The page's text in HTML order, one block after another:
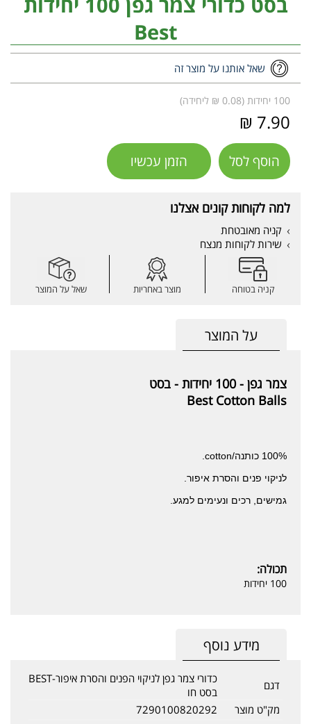
Best
שאל אותנו על מוצר זה
100 יחידות (0.08 ₪ ליחידה)
7.90 ₪
הוסף לסל הזמן עכשיו
למה לקוחות קונים אצלנו
קניה מאובטחת
שירות לקוחות מנצח
קניה בטוחה מוצר באחריות שאל על המוצר
על המוצר
צמר גפן - 100 יחידות - בסט
Best Cotton Balls
100% כותנה/cotton.
לניקוי פנים והסרת איפור.
גמישים, רכים ונעימים למגע.
תכולה:
100 יחידות
מידע נוסף
דגם
כדורי צמר גפן לניקוי הפנים והסרת איפור-BEST
בסט חו
מק"ט מוצר
7290100820292